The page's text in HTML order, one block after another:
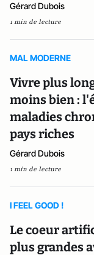
Gérard Dubois
1 min de lecture
MAL MODERNE
Vivre plus
moins bien :
maladies
pays riches
Gérard Dubois
1 min de lecture
I FEEL GOOD !
Le coeur
plus grandes